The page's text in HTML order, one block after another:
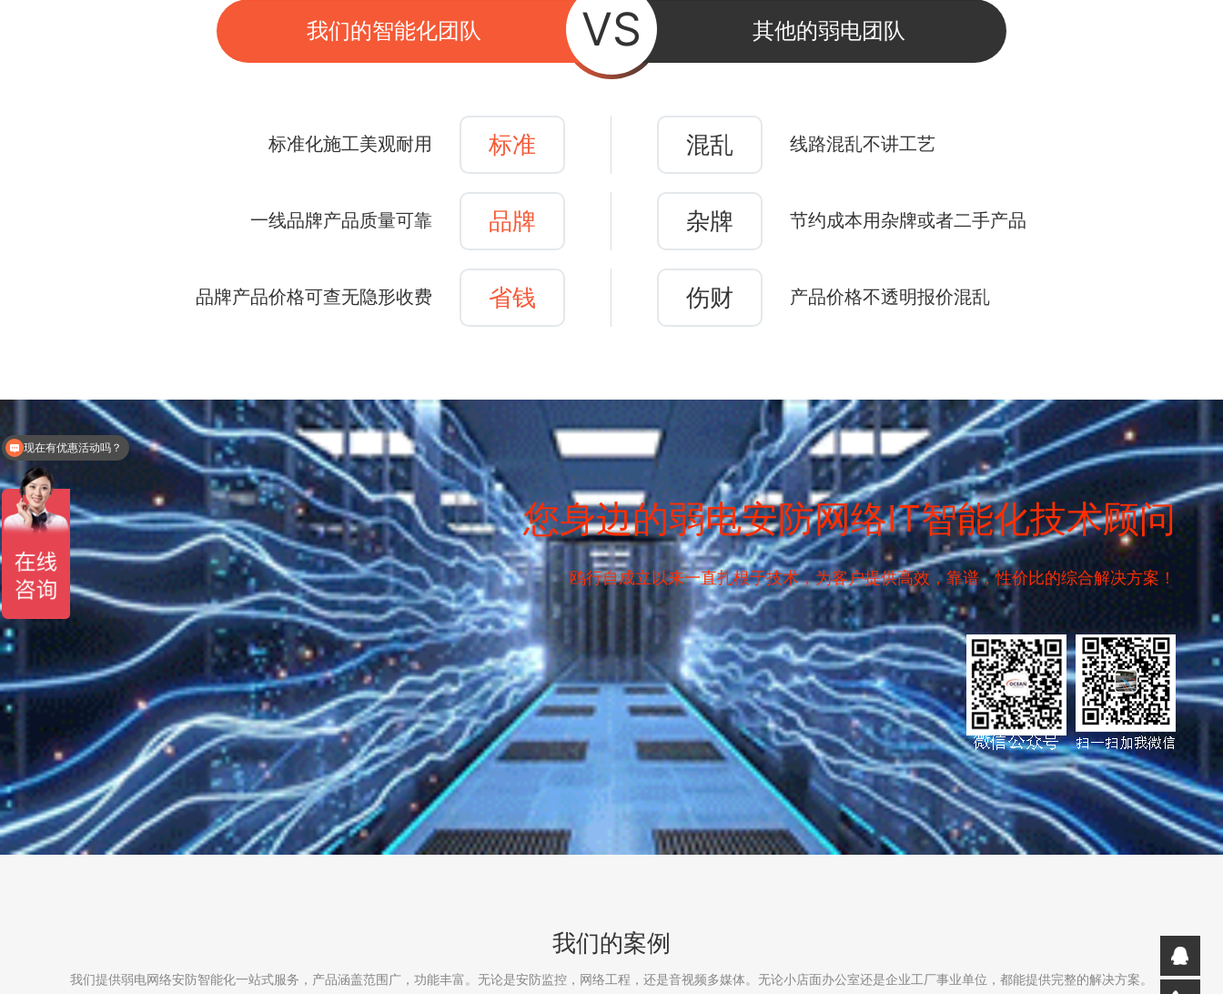
VS 其他的弱电团队
我们的智能化团队
标准
标准化施工美观耐用
品牌
一线品牌产品质量可靠
省钱
品牌产品价格可查无隐形收费
混乱 线路混乱不讲工艺
杂牌 节约成本用杂牌或者二手产品
伤财 产品价格不透明报价混乱
您身边的弱电安防网络IT智能化技术顾问
鸥行自成立以来一直扎根于技术，为客户提供高效，靠谱，性价比的综合解决方案！
我们的案例
我们提供弱电网络安防智能化一站式服务，产品涵盖范围广，功能丰富。无论是安防监控，网络工程，还是音视频多媒体。无论小店面办公室还是企业工厂事业单位，都能提供完整的解决方案。
能提供哪些服务呢？
现在有优惠活动吗？